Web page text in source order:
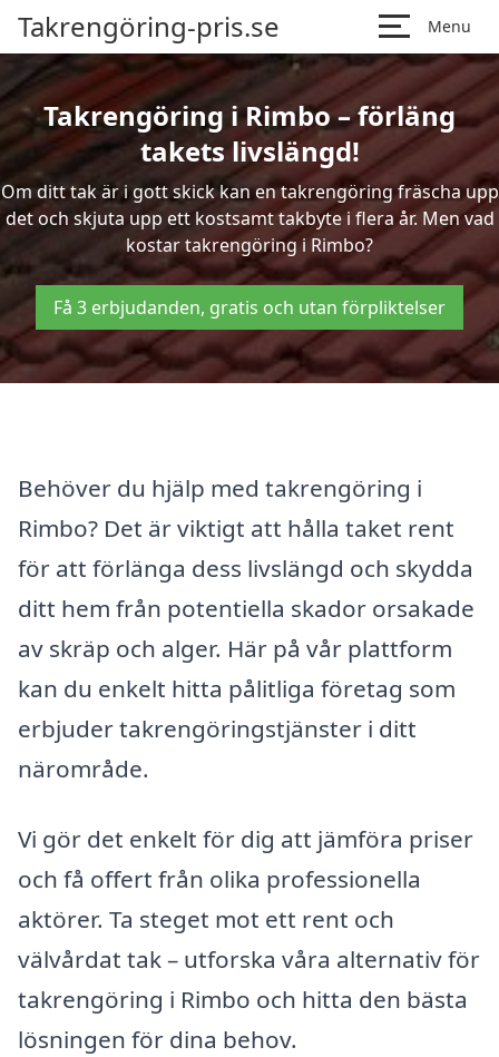
Takrengöring-pris.se Menu
Takrengöring i Rimbo – förläng
takets livslängd!
Om ditt tak är i gott skick kan en takrengöring fräscha upp
det och skjuta upp ett kostsamt takbyte i flera år. Men vad
kostar takrengöring i Rimbo?
Få 3 erbjudanden, gratis och utan förpliktelser
Behöver du hjälp med takrengöring i
Rimbo? Det är viktigt att hålla taket rent
för att förlänga dess livslängd och skydda
ditt hem från potentiella skador orsakade
av skräp och alger. Här på vår plattform
kan du enkelt hitta pålitliga företag som
erbjuder takrengöringstjänster i ditt
närområde.
Vi gör det enkelt för dig att jämföra priser
och få offert från olika professionella
aktörer. Ta steget mot ett rent och
välvårdat tak – utforska våra alternativ för
takrengöring i Rimbo och hitta den bästa
lösningen för dina behov.